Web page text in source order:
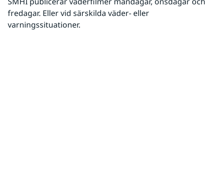
fredagar. Eller vid särskilda väder- eller
varningssituationer.